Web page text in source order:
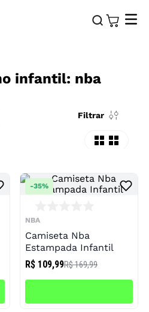
infantil: nba
Filtrar
NBA
Camiseta Nba
Estampada Infantil
R$ 109,99R$ 169,99
-35%